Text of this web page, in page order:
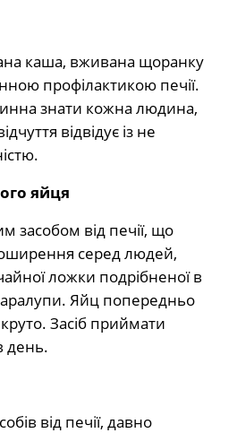
каша, вживана щоранку
профілактикою печії.
знати кожна людина,
відвідує із не
яйця
засобом від печії, що
серед людей,
ложки подрібненої в
Яйц попередньо
Засіб приймати
день.
від печії, давно